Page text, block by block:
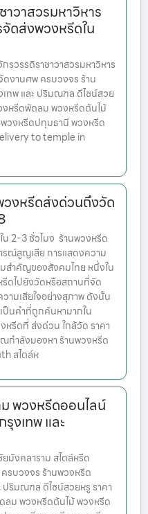
วาสวรมหาวิหาร
ดส่งพวงหรีดใน
วรรดิราชาวาสวรมหาวิหาร
งานศพ ครบวงจร ร้าน
ทพ และ ปริมณฑล ดีไซน์สวย
งหรีดพัดลม พวงหรีดต้นไม้
วงหรีดปทุมธานี พวงหรีด
to temple in
งหรีดส่งด่วนถึงวัด
2-3 ชั่วโมง ร้านพวงหรีด
รณ์สูญเสีย การแสดงความ
สำคัญของสังคมไทย หนึ่งใน
ดไปยังวัดหรือสถานที่จัด
ามเสียใจอย่างสุภาพ ดังนั้น
ป็นคำที่ถูกค้นหามากใน
หรีดที่ ส่งด่วน ใกล้วัด ราคา
ณกำลังมองหา ร้านพวงหรีด
สไตล์ห
พวงหรีดออนไลน์
งเทพ และ
งคลาราม สไตล์หรีด
รบวงจร ร้านพวงหรีด
ปริมณฑล ดีไซน์สวยหรู ราคา
ม พวงหรีดต้นไม้ พวงหรีด